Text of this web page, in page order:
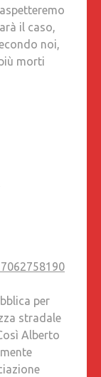
il caso,
noi,
morti
per
stradale
Alberto